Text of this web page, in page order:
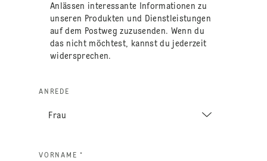
Anlässen interessante Informationen zu
unseren Produkten und Dienstleistungen
auf dem Postweg zuzusenden. Wenn du
das nicht möchtest, kannst du jederzeit
widersprechen.
ANREDE
VORNAME *